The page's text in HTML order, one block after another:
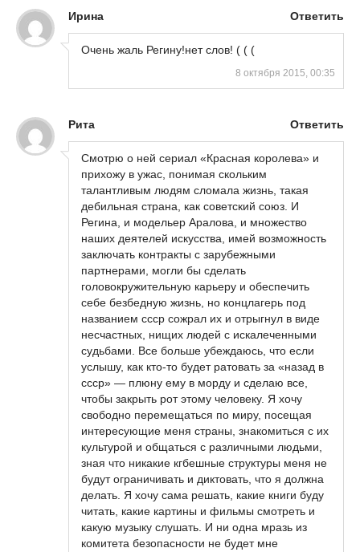
Ирина Ответить
Очень жаль Регину!нет слов! ( ( (
8 октября 2015, 00:35
Рита Ответить
Смотрю о ней сериал «Красная королева» и
прихожу в ужас, понимая скольким
талантливым людям сломала жизнь, такая
дебильная страна, как советский союз. И
Регина, и модельер Аралова, и множество
наших деятелей искусства, имей возможность
заключать контракты с зарубежными
партнерами, могли бы сделать
головокружительную карьеру и обеспечить
себе безбедную жизнь, но концлагерь под
названием ссср сожрал их и отрыгнул в виде
несчастных, нищих людей с искалеченными
судьбами. Все больше убеждаюсь, что если
услышу, как кто-то будет ратовать за «назад в
ссср» — плюну ему в морду и сделаю все,
чтобы закрыть рот этому человеку. Я хочу
свободно перемещаться по миру, посещая
интересующие меня страны, знакомиться с их
культурой и общаться с различными людьми,
зная что никакие кгбешные структуры меня не
будут ограничивать и диктовать, что я должна
делать. Я хочу сама решать, какие книги буду
читать, какие картины и фильмы смотреть и
какую музыку слушать. И ни одна мразь из
комитета безопасности не будет мне